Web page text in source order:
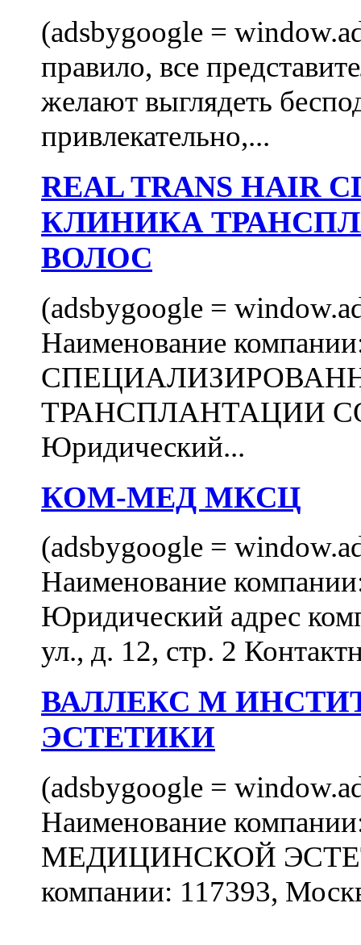
(adsbygoogle =
правило, все
желают выглядеть
привлекательно,...
REAL TRANS
КЛИНИКА
ВОЛОС
(adsbygoogle =
Наименование
ТРАНСПЛАНТАЦИИ
Юридический...
КОМ-МЕД МКСЦ
(adsbygoogle =
Наименование
Юридический адрес
ул., д. 12, стр. 2
ВАЛЛЕКС М
ЭСТЕТИКИ
(adsbygoogle =
Наименование
МЕДИЦИНСКОЙ
компании: 117393,